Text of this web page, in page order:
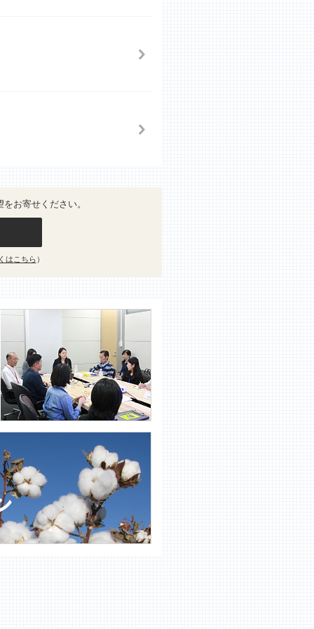
お寄せください。
はこちら ）